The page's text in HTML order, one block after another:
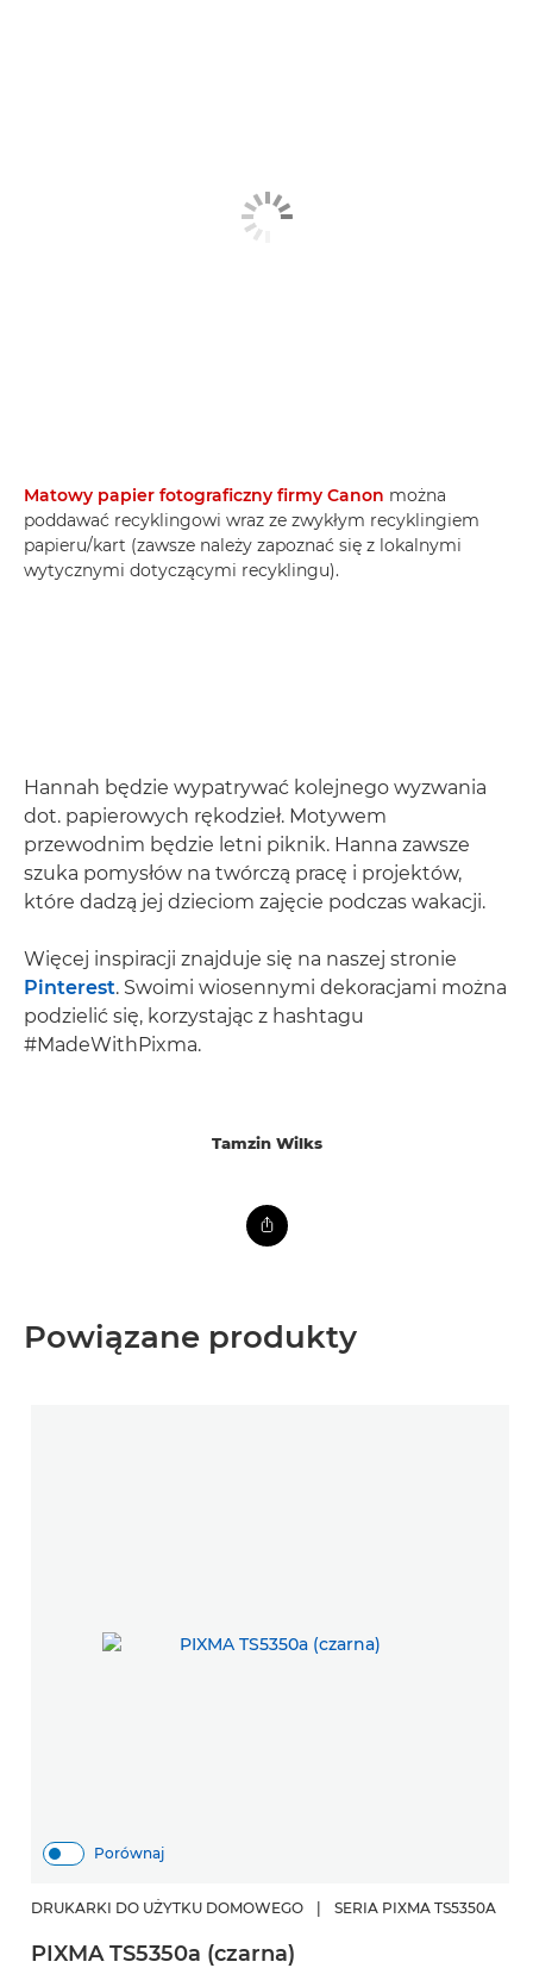
Matowy papier fotograficzny firmy Canon można
poddawać recyklingowi wraz ze zwykłym recyklingiem
papieru/kart (zawsze należy zapoznać się z lokalnymi
wytycznymi dotyczącymi recyklingu).
Hannah będzie wypatrywać kolejnego wyzwania
dot. papierowych rękodzieł. Motywem
przewodnim będzie letni piknik. Hanna zawsze
szuka pomysłów na twórczą pracę i projektów,
które dadzą jej dzieciom zajęcie podczas wakacji.
Więcej inspiracji znajduje się na naszej stronie
Pinterest. Swoimi wiosennymi dekoracjami można
podzielić się, korzystając z hashtagu
#MadeWithPixma.
Tamzin Wilks
Powiązane produkty
Porównaj
DRUKARKI DO UŻYTKU DOMOWEGO SERIA PIXMA TS5350A
PIXMA TS5350a (czarna)